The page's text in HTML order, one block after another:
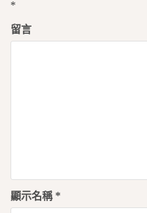
*
留言
顯示名稱*